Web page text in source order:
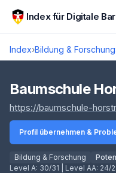
Zum Hauptinhalt
Index für Digitale
Index›Bildung & Forschung
Score lädt
Baumschule
https://baumschule-
Profil übernehmen &
Bildung & Forschung
Level A: 30/31 | Level AA: 24/